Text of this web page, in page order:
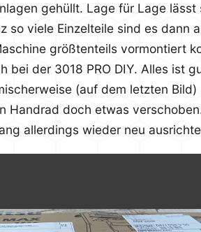
gehüllt. Lage für Lage lässt
so viele Einzelteile sind es dann
größtenteils vormontiert
bei der 3018 PRO DIY. Alles ist
(auf dem letzten Bild)
Handrad doch etwas
allerdings wieder neu